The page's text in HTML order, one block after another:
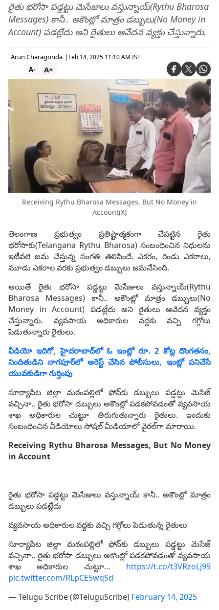
రైతు భరోసా పడ్డట్టు మెసేజులు వస్తున్నాయ్(Rythu Bharosa
Messages) కానీ.. అకౌంట్లో మాత్రం డబ్బులు(No Money in
Account) పడట్లేదు అని రైతులు ఆవేదన వ్యక్తం చేస్తున్నారు.
Arun Charagonda | Feb 14, 2025 11:10 AM IST
A+
A-
Receiving Rythu Bharosa Messages, But No Money in
Account(X)
తెలంగాణ ప్రభుత్వం ప్రతిష్టాత్మకంగా చేపట్టిన రైతు
భరోసాకు(Telangana Rythu Bharosa) సంబంధించిన నిధులను
ఇటీవలె జమ చేస్తున్న సంగతి తెలిసిందే. ఎకరం, రెండు ఎకరాలు,
మూడు ఎకరాల వరకు ప్రభుత్వం డబ్బులు జమచేసింది.
అయితే రైతు భరోసా పడ్డట్టు మెసేజులు వస్తున్నాయ్(Rythu
Bharosa Messages) కానీ.. అకౌంట్లో మాత్రం డబ్బులు(No
Money in Account) పడట్లేదు అని రైతులు ఆవేదన వ్యక్తం
చేస్తున్నారు. వ్యవసాయ అధికారుల వద్దకు వచ్చి గగ్గోలు
పెడుతున్నారు రైతులు.
వీడియో ఇదిగో, హైదరాబాద్‌లో ఓ ఇంట్లో రూ. 2 కోట్ల దొంగతనం,
నిందితుడిని నాగపూర్‌లో అరెస్ట్ చేసిన పోలీసులు, ఇంట్లో పనిచేసే
యువకుడిగా గుర్తింపు
సూర్యాపేట జిల్లా మఠంపల్లిలో ఫోన్‌కు డబ్బులు పడ్డట్టు మెసేజ్
వచ్చినా.. రైతు భరోసా డబ్బులు అకౌంట్లో పడకపోవడంతో వ్యవసాయ
శాఖ అధికారుల చుట్టూ తిరుగుతున్నారు రైతులు. ఇందుకు
సంబంధించిన వీడియోలు సోషల్ మీడియాలో వైరల్‌గా మారాయి.
Receiving Rythu Bharosa Messages, But No Money
in Account
రైతు భరోసా పడ్డట్టు మెసేజులు వస్తున్నాయ్ కానీ.. అకౌంట్లో మాత్రం
డబ్బులు పడట్లేదు
వ్యవసాయ అధికారుల వద్దకు వచ్చి గగ్గోలు పెడుతున్న రైతులు
సూర్యాపేట జిల్లా మఠంపల్లిలో ఫోన్‌కు డబ్బులు పడ్డట్టు మెసేజ్
వచ్చినా.. రైతు భరోసా డబ్బులు అకౌంట్లో పడకపోవడంతో వ్యవసాయ
శాఖ అధికారుల చుట్టూ… https://t.co/t3VRzoLj99
pic.twitter.com/RLpCE5wqSd
— Telugu Scribe (@TeluguScribe) February 14, 2025